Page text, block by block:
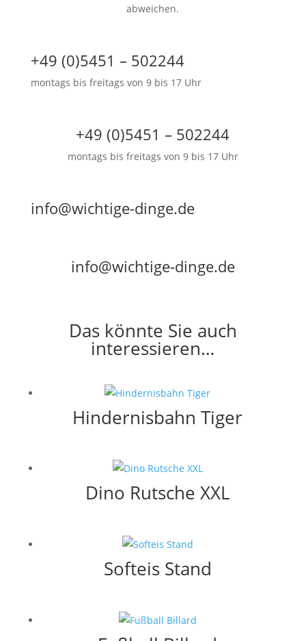
abweichen.
+49 (0)5451 – 502244
montags bis freitags von 9 bis 17 Uhr
+49 (0)5451 – 502244
montags bis freitags von 9 bis 17 Uhr
info@wichtige-dinge.de
info@wichtige-dinge.de
Das könnte Sie auch
interessieren…
Hindernisbahn Tiger
Dino Rutsche XXL
Softeis Stand